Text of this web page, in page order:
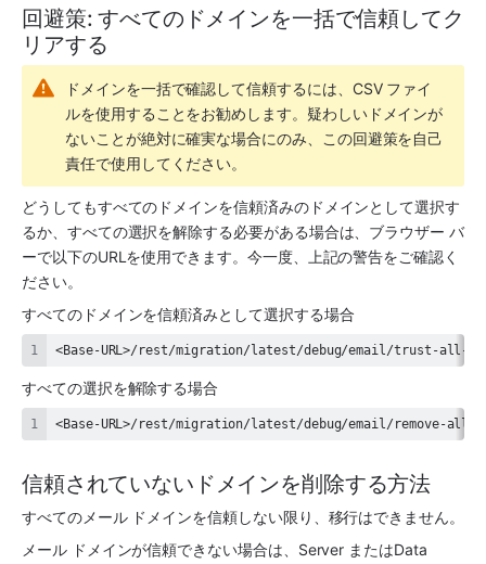
回避策: すべてのドメインを一括で信頼してク
リアする
ドメインを一括で確認して信頼するには、CSV ファイ
ルを使用することをお勧めします。疑わしいドメインが
ないことが絶対に確実な場合にのみ、この回避策を自己
責任で使用してください。
どうしてもすべてのドメインを信頼済みのドメインとして選択す
るか、すべての選択を解除する必要がある場合は、ブラウザー バ
ーで以下のURLを使用できます。今一度、上記の警告をご確認く
ださい。
すべてのドメインを信頼済みとして選択する場合
<Base-URL>/rest/migration/latest/debug/email/trust-all-
すべての選択を解除する場合
<Base-URL>/rest/migration/latest/debug/email/remove-all-
信頼されていないドメインを削除する方法
すべてのメール ドメインを信頼しない限り、移行はできません。
メール ドメインが信頼できない場合は、Server またはData